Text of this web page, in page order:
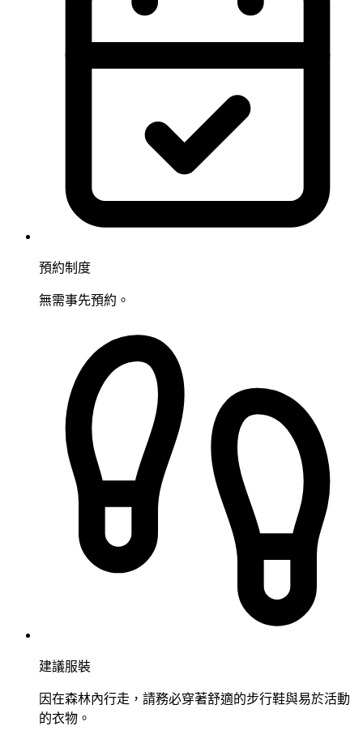
預約制度
無需事先預約。
建議服裝
因在森林內行走，請務必穿著舒適的步行鞋與易於活動
的衣物。